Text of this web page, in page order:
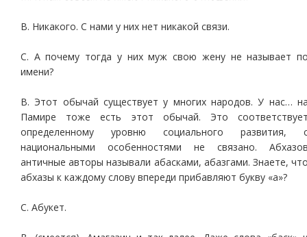
В. Никакого. С нами у них нет никакой связи.
С. А почему тогда у них муж свою жену не называет
имени?
В. Этот обычай существует у многих народов. У нас…
Памире тоже есть этот обычай. Это
определенному уровню социального развития,
национальными особенностями не связано.
античные авторы называли абасками, абазгами. Знаете,
абхазы к каждому слову впереди прибавляют букву «а»?
С. Абукет.